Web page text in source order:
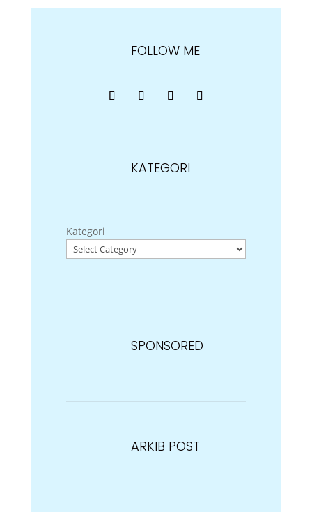
FOLLOW ME
KATEGORI
Kategori
SPONSORED
ARKIB POST